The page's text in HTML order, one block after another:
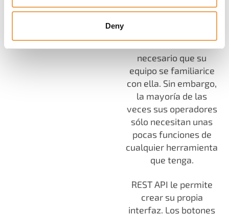
Deny
de muchos programas
necesario que su
equipo se familiarice
con ella. Sin embargo,
la mayoría de las
veces sus operadores
sólo necesitan unas
pocas funciones de
cualquier herramienta
que tenga.
REST API le permite
crear su propia
interfaz. Los botones